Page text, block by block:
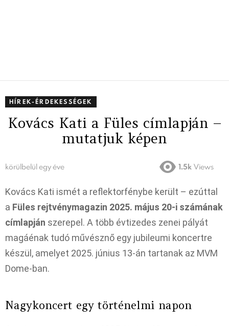
HÍREK-ÉRDEKESSÉGEK
Kovács Kati a Füles címlapján –
mutatjuk képen
körülbelül egy éve 1.5k Views
Kovács Kati ismét a reflektorfénybe került – ezúttal
a Füles rejtvénymagazin 2025. május 20-i számának
címlapján szerepel. A több évtizedes zenei pályát
magáénak tudó művésznő egy jubileumi koncertre
készül, amelyet 2025. június 13-án tartanak az MVM
Dome-ban.
Nagykoncert egy történelmi napon